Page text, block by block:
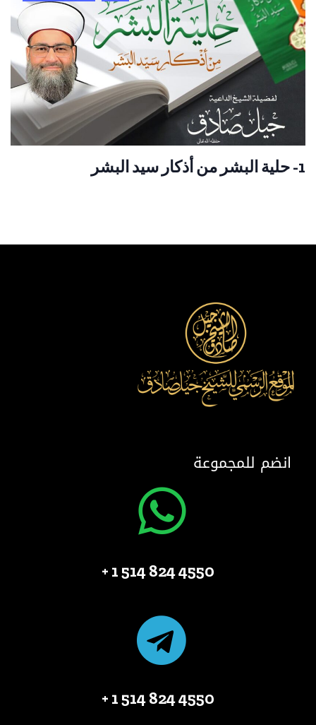
1- حلية البشر من أذكار سيد البشر
انضم للمجموعة
4550 824 514 1 +
4550 824 514 1 +